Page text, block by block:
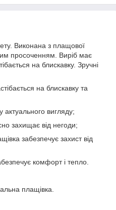
Виконана з плащової
просоченням. Виріб має
на блискавку. Зручні
на блискавку та
актуального вигляду;
захищає від негоди;
забезпечує захист від
комфорт і тепло.
плащівка.